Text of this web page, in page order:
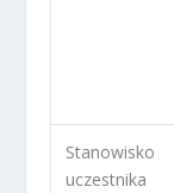
Stanowisko
uczestnika